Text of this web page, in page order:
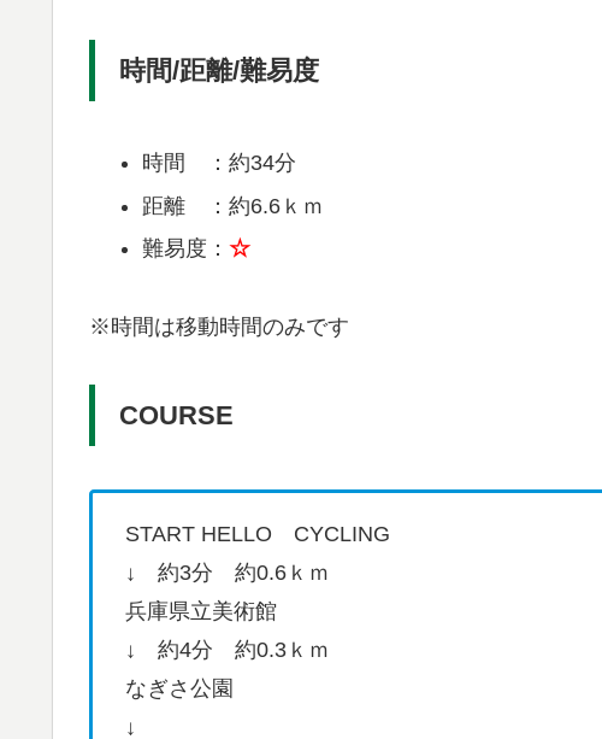
時間/距離/難易度
時間 ：約34分
距離 ：約6.6ｋｍ
難易度： ☆
※時間は移動時間のみです
COURSE
START HELLO CYCLING
↓ 約3分 約0.6ｋｍ
兵庫県立美術館
↓ 約4分 約0.3ｋｍ
なぎさ公園
↓